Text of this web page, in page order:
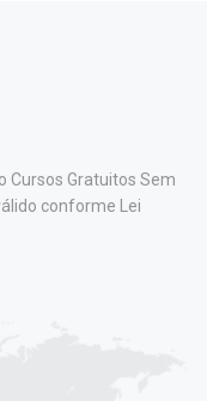
Cursos Gratuitos Sem
conforme Lei